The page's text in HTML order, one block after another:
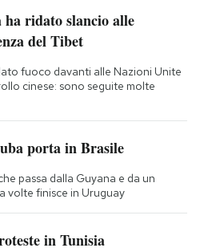
ridato slancio alle
del Tibet
fuoco davanti alle Nazioni Unite
cinese: sono seguite molte
porta in Brasile
passa dalla Guyana e da un
volte finisce in Uruguay
in Tunisia